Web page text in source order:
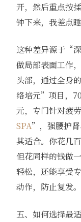
开，然后重点按
钟下来，我差点
这种差异源于“
做局部表面工作
头部，通过全身
络培元”项目，
元，专门针对疲
SPA”，强腰护肾
其适合。你花几
但花同样的钱做
轻松，还能享受
动作，防止复发。
五、如何选择最